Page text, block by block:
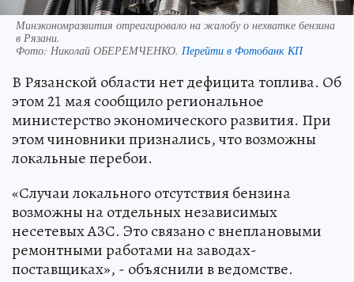
Минэкономразвития отреагировало на жалобу о нехватке бензина
в Рязани.
Фото: Николай ОБЕРЕМЧЕНКО. Перейти в Фотобанк КП
В Рязанской области нет дефицита топлива. Об
этом 21 мая сообщило региональное
министерство экономического развития. При
этом чиновники признались, что возможны
локальные перебои.
«Случаи локального отсутствия бензина
возможны на отдельных независимых
несетевых АЗС. Это связано с внеплановыми
ремонтными работами на заводах-
поставщиках», - объяснили в ведомстве.